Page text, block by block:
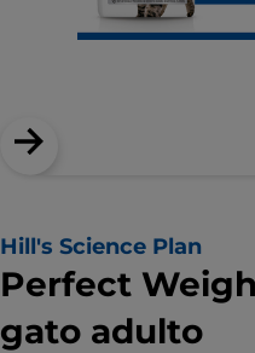
Hill's Science Plan
Perfect
gato adulto